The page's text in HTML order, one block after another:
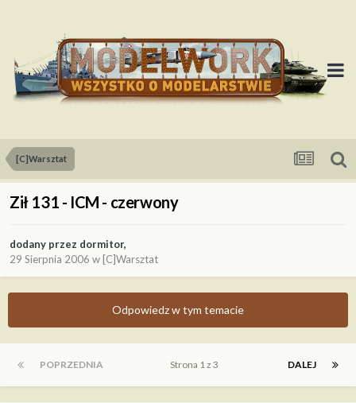
[C]Warsztat
Ził 131 - ICM - czerwony
dodany przez dormitor,
29 Sierpnia 2006 w [C]Warsztat
Odpowiedz w tym temacie
POPRZEDNIA DALEJ
Strona 1 z 3